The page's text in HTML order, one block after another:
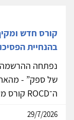
בהנחיית
של ספק” -
ה־ROCD קורס מקצועי מבית OCD Clinic, המיועד
29/7/2026